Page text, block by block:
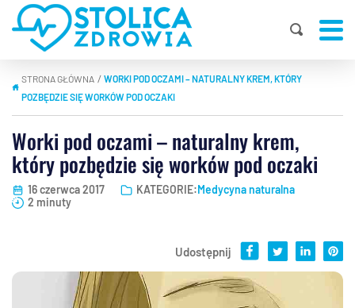
STRONA GŁÓWNA | WORKI POD OCZAMI – NATURALNY KREM, KTÓRY
POZBĘDZIE SIĘ WORKÓW POD OCZAKI
Worki pod oczami – naturalny krem,
który pozbędzie się worków pod oczaki
16 czerwca 2017 KATEGORIE:Medycyna naturalna
2 minuty
Udostępnij